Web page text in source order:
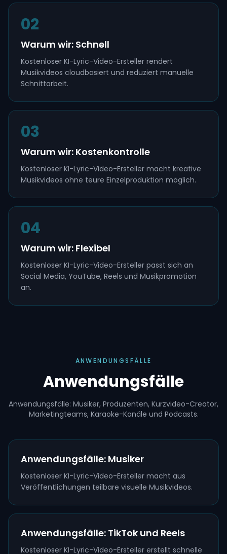
02
Warum wir: Schnell
Kostenloser KI-Lyric-Video-Ersteller rendert
Musikvideos cloudbasiert und reduziert manuelle
Schnittarbeit.
03
Warum wir: Kostenkontrolle
Kostenloser KI-Lyric-Video-Ersteller macht kreative
Musikvideos ohne teure Einzelproduktion möglich.
04
Warum wir: Flexibel
Kostenloser KI-Lyric-Video-Ersteller passt sich an
Social Media, YouTube, Reels und Musikpromotion
an.
ANWENDUNGSFÄLLE
Anwendungsfälle
Anwendungsfälle: Musiker, Produzenten, Kurzvideo-Creator,
Marketingteams, Karaoke-Kanäle und Podcasts.
Anwendungsfälle: Musiker
Kostenloser KI-Lyric-Video-Ersteller macht aus
Veröffentlichungen teilbare visuelle Musikvideos.
Anwendungsfälle: TikTok und Reels
Kostenloser KI-Lyric-Video-Ersteller erstellt schnelle